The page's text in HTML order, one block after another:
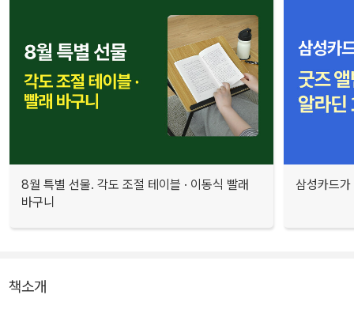
8월 특별 선물. 각도 조절 테이블 · 이동식 빨래
바구니
삼성카드
책소개